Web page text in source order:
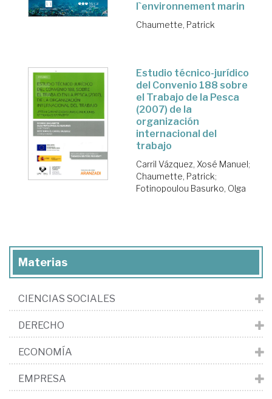
l`environnement marin
Chaumette, Patrick
Estudio técnico-jurídico
del Convenio 188 sobre
el Trabajo de la Pesca
(2007) de la
organización
internacional del
trabajo
Carril Vázquez, Xosé Manuel;
Chaumette, Patrick;
Fotinopoulou Basurko, Olga
Materias
CIENCIAS SOCIALES
DERECHO
ECONOMÍA
EMPRESA